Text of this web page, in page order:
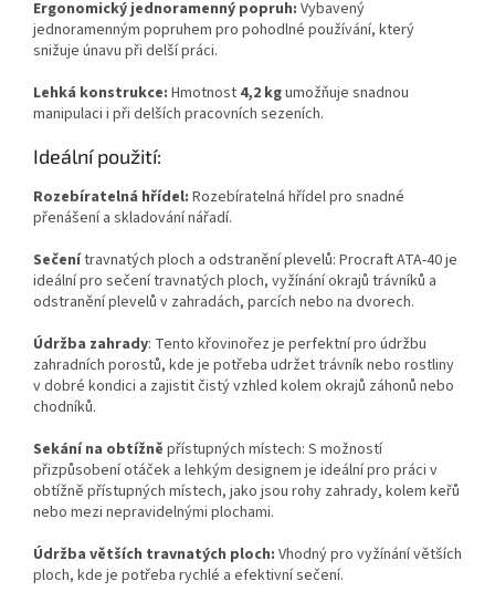
Ergonomický jednoramenný popruh: Vybavený
jednoramenným popruhem pro pohodlné používání, který
snižuje únavu při delší práci.
Lehká konstrukce: Hmotnost 4,2 kgumožňuje snadnou
manipulaci i při delších pracovních sezeních.
Ideální použití:
Rozebíratelná hřídel: Rozebíratelná hřídel pro snadné
přenášení a skladování nářadí.
Sečenítravnatých ploch a odstranění plevelů: Procraft ATA-40 je
ideální pro sečení travnatých ploch, vyžínání okrajů trávníků a
odstranění plevelů v zahradách, parcích nebo na dvorech.
Údržba zahrady: Tento křovinořez je perfektní pro údržbu
zahradních porostů, kde je potřeba udržet trávník nebo rostliny
v dobré kondici a zajistit čistý vzhled kolem okrajů záhonů nebo
chodníků.
Sekání na obtížně přístupných místech: S možností
přizpůsobení otáček a lehkým designem je ideální pro práci v
obtížně přístupných místech, jako jsou rohy zahrady, kolem keřů
nebo mezi nepravidelnými plochami.
Údržba větších travnatých ploch: Vhodný pro vyžínání větších
ploch, kde je potřeba rychlé a efektivní sečení.